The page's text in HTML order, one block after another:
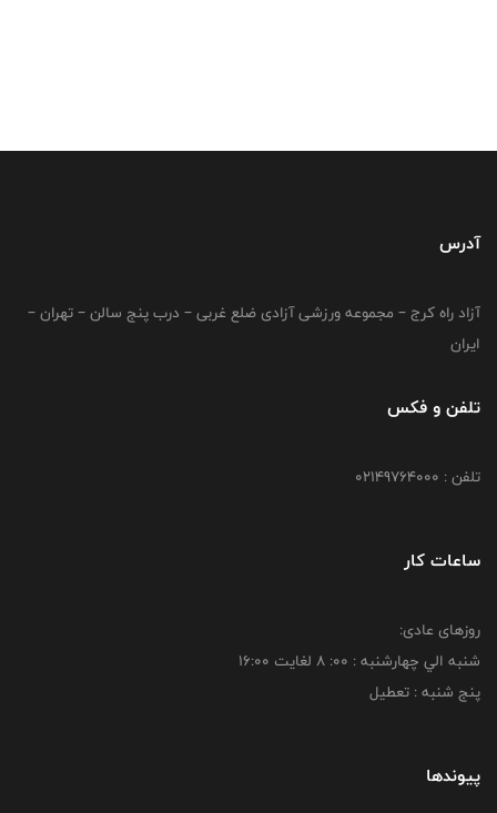
آدرس
آزاد راه کرج – مجموعه ورزشی آزادی ضلع غربی – درب پنج سالن – تهران –
ایران
تلفن و فکس
تلفن : 02149764000
ساعات کار
روزهای عادی:
شنبه الي چهارشنبه : 00: 8 لغايت 16:00
پنج شنبه : تعطیل
پیوندها